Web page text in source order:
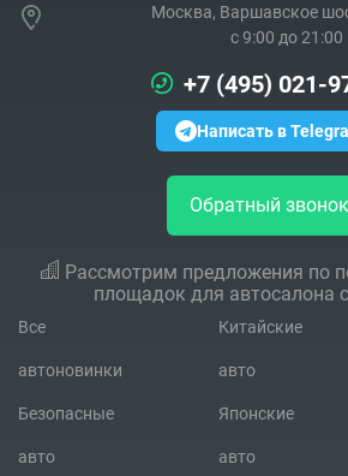
Москва, Варшавское
c 9:00 до 21:00
+7 (495) 021-
Написать в
Обратный звонок
Рассмотрим предложения по
площадок для автосалона
Все
автоновинки
Безопасные
авто
Китайские
авто
Японские
авто